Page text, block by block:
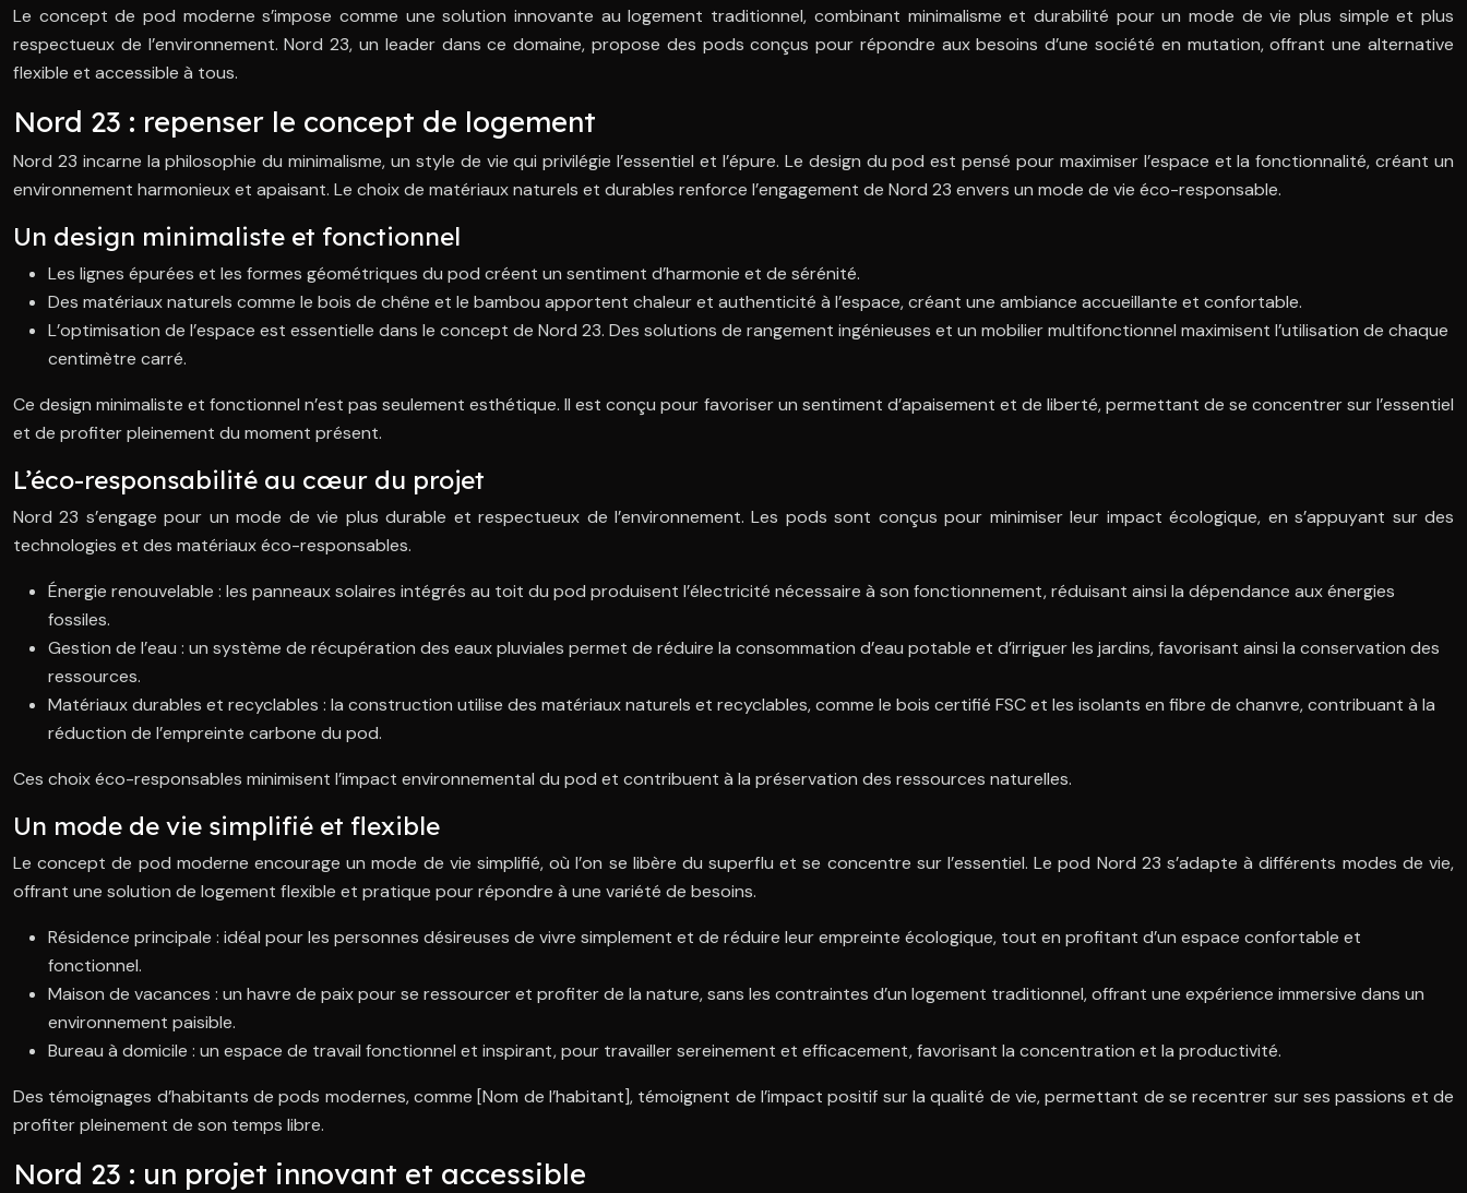
Le concept de pod moderne s’impose comme une solution innovante au logement traditionnel, combinant minimalisme et durabilité pour un mode de vie plus simple et plus
respectueux de l’environnement. Nord 23, un leader dans ce domaine, propose des pods conçus pour répondre aux besoins d’une société en mutation, offrant une alternative
flexible et accessible à tous.
Nord 23 : repenser le concept de logement
Nord 23 incarne la philosophie du minimalisme, un style de vie qui privilégie l’essentiel et l’épure. Le design du pod est pensé pour maximiser l’espace et la fonctionnalité, créant un
environnement harmonieux et apaisant. Le choix de matériaux naturels et durables renforce l’engagement de Nord 23 envers un mode de vie éco-responsable.
Un design minimaliste et fonctionnel
Les lignes épurées et les formes géométriques du pod créent un sentiment d’harmonie et de sérénité.
Des matériaux naturels comme le bois de chêne et le bambou apportent chaleur et authenticité à l’espace, créant une ambiance accueillante et confortable.
L’optimisation de l’espace est essentielle dans le concept de Nord 23. Des solutions de rangement ingénieuses et un mobilier multifonctionnel maximisent l’utilisation de chaque
centimètre carré.
Ce design minimaliste et fonctionnel n’est pas seulement esthétique. Il est conçu pour favoriser un sentiment d’apaisement et de liberté, permettant de se concentrer sur l’essentiel
et de profiter pleinement du moment présent.
L’éco-responsabilité au cœur du projet
Nord 23 s’engage pour un mode de vie plus durable et respectueux de l’environnement. Les pods sont conçus pour minimiser leur impact écologique, en s’appuyant sur des
technologies et des matériaux éco-responsables.
Énergie renouvelable : les panneaux solaires intégrés au toit du pod produisent l’électricité nécessaire à son fonctionnement, réduisant ainsi la dépendance aux énergies
fossiles.
Gestion de l’eau : un système de récupération des eaux pluviales permet de réduire la consommation d’eau potable et d’irriguer les jardins, favorisant ainsi la conservation des
ressources.
Matériaux durables et recyclables : la construction utilise des matériaux naturels et recyclables, comme le bois certifié FSC et les isolants en fibre de chanvre, contribuant à la
réduction de l’empreinte carbone du pod.
Ces choix éco-responsables minimisent l’impact environnemental du pod et contribuent à la préservation des ressources naturelles.
Un mode de vie simplifié et flexible
Le concept de pod moderne encourage un mode de vie simplifié, où l’on se libère du superflu et se concentre sur l’essentiel. Le pod Nord 23 s’adapte à différents modes de vie,
offrant une solution de logement flexible et pratique pour répondre à une variété de besoins.
Résidence principale : idéal pour les personnes désireuses de vivre simplement et de réduire leur empreinte écologique, tout en profitant d’un espace confortable et
fonctionnel.
Maison de vacances : un havre de paix pour se ressourcer et profiter de la nature, sans les contraintes d’un logement traditionnel, offrant une expérience immersive dans un
environnement paisible.
Bureau à domicile : un espace de travail fonctionnel et inspirant, pour travailler sereinement et efficacement, favorisant la concentration et la productivité.
Des témoignages d’habitants de pods modernes, comme [Nom de l’habitant], témoignent de l’impact positif sur la qualité de vie, permettant de se recentrer sur ses passions et de
profiter pleinement de son temps libre.
Nord 23 : un projet innovant et accessible